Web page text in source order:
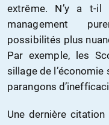
extrême. N’y a t-
management
possibilités plus
Par exemple, les
sillage de
parangons
Une dernière